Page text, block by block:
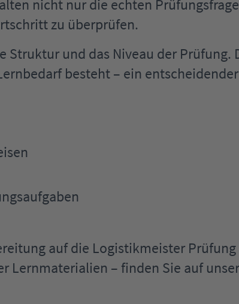
nicht nur die echten
zu überprüfen.
und das Niveau der Prüfung.
besteht – ein
auf die Logistikmeister
Lernmaterialien – finden Sie auf